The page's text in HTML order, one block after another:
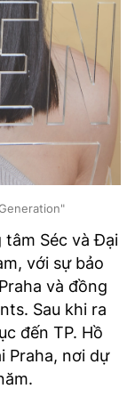
Séc và Đại
với sự bảo
và đồng
Sau khi ra
đến TP. Hồ
Praha, nơi dự